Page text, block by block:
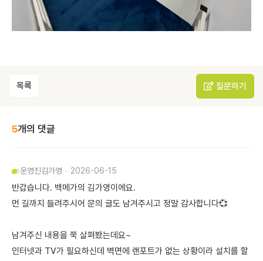
목록 질문하기
5개의 댓글
운영진김가영 2026-06-15
반갑습니다. 백메가의 김가영이에요.
먼 길까지 들려주시어 문의 글도 남겨주시고 정말 감사합니다💞
남겨주신 내용을 쭉 살펴봤는데요~
인터넷과 TV가 필요하신데 벽면에 랜포트가 없는 상황이라 설치를 할